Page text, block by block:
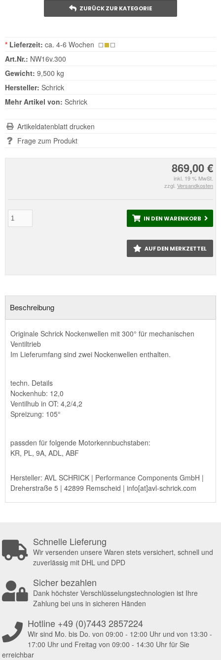
ZURÜCK ZUR KATEGORIE
869,00 €
inkl. 19 % MwSt.
zzgl. Versandkosten
IN DEN WARENKORB
AUF DEN MERKZETTEL
* Lieferzeit: ca. 4-6 Wochen
Art.Nr.: NW16v.300
Gewicht: 9,500 kg
Hersteller: Schrick
Mehr Artikel von: Schrick
Artikeldatenblatt drucken
Frage zum Produkt
Beschreibung
Originale Schrick Nockenwellen mit 300° für mechanischen
Ventiltrieb
Im Lieferumfang sind zwei Nockenwellen enthalten.
techn. Details
Nockenhub: 12,0
Ventilhub in OT: 4,2/4,2
Spreizung: 105°
passden für folgende Motorkennbuchstaben:
KR, PL, 9A, ADL, ABF
Hersteller: AVL SCHRICK | Performance Components GmbH |
Dreherstraße 5 | 42899 Remscheid | info[at]avl-schrick.com
Schnelle Lieferung
Wir versenden unsere Waren stets versichert, schnell und
zuverlässig mit DHL und DPD
Sicher bezahlen
Dank höchster Verschlüsselungstechnologien ist Ihre
Zahlung bei uns in sicheren Händen
Hotline +49 (0)7443 2857224
Wir sind Mo. bis Do. von 09:00 - 12:00 Uhr und von 13:30 -
17:00 Uhr und Freitag von 09:00 - 14:30 Uhr für Sie
erreichbar